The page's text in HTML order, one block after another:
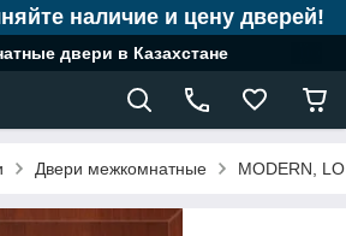
наличие и цену дверей!
двери в Казахстане
Двери межкомнатные MODERN,